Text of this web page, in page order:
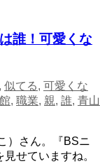
誰！可愛くな
, 似てる, 可愛くな
, 職業, 親, 誰, 青山
）さん。『BSニ
せていますね。